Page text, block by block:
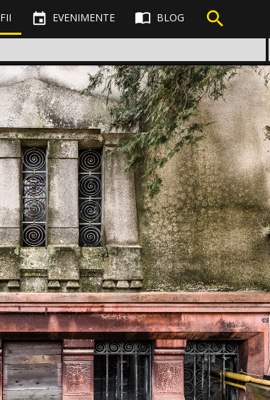
 EVENIMENTE  BLOG 